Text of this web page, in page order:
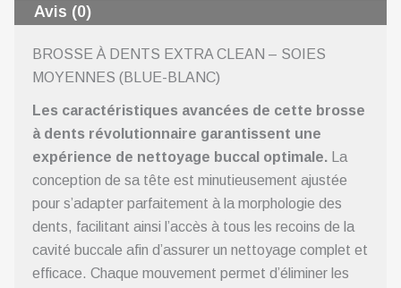
Avis (0)
BROSSE À DENTS EXTRA CLEAN – SOIES
MOYENNES (BLUE-BLANC)
Les caractéristiques avancées de cette brosse
à dents révolutionnaire garantissent une
expérience de nettoyage buccal optimale. La
conception de sa tête est minutieusement ajustée
pour s’adapter parfaitement à la morphologie des
dents, facilitant ainsi l’accès à tous les recoins de la
cavité buccale afin d’assurer un nettoyage complet et
efficace. Chaque mouvement permet d’éliminer les